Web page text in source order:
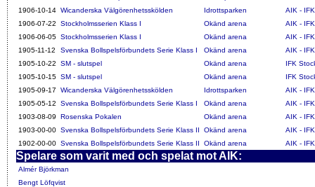
1906-10-14 Wicanderska Välgörenhetsskölden Idrottsparken
AIK -
1906-07-22
Stockholmsserien Klass I Okänd arena
AIK -
1906-06-05 Stockholmsserien Klass I Okänd arena
AIK -
1905-11-12
Svenska Bollspelsförbundets Serie Klass I Okänd arena
AIK -
1905-10-22
SM - slutspel Okänd arena
IFK
1905-10-15 SM - slutspel Okänd arena
IFK
1905-09-17
Wicanderska Välgörenhetsskölden Idrottsparken
AIK -
1905-05-12
Svenska Bollspelsförbundets Serie Klass I Okänd arena
AIK -
1903-08-09
Rosenska Pokalen Okänd arena
AIK -
1903-00-00 Svenska Bollspelsförbundets Serie Klass II Okänd arena
AIK -
1902-00-00 Svenska Bollspelsförbundets Serie Klass II Okänd arena AIK -
Spelare som varit med och spelat mot AIK:
Almér Björkman
Bengt Löfqvist